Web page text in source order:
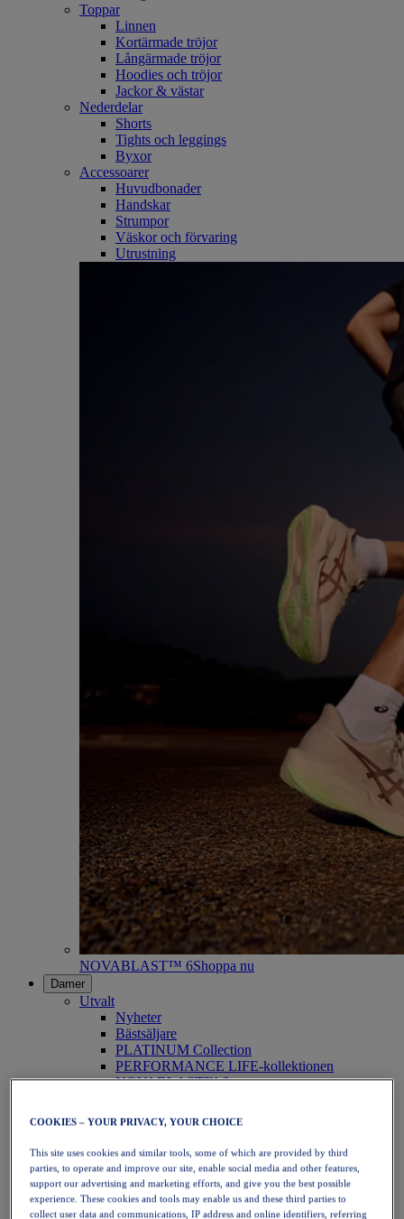
Toppar
Linnen
Kortärmade tröjor
Långärmade tröjor
Hoodies och tröjor
Jackor & västar
Nederdelar
Shorts
Tights och leggings
Byxor
Accessoarer
Huvudbonader
Handskar
Strumpor
Väskor och förvaring
Utrustning
NOVABLAST™ 6Shoppa nu
Damer
Utvalt
Nyheter
Bästsäljare
PLATINUM Collection
PERFORMANCE LIFE-kollektionen
NOVABLAST™ 6
Löpning
Traillöpning
Tennis
Volleyboll
Handboll
Padel
Nätboll
COOKIES – YOUR PRIVACY, YOUR CHOICE
This site uses cookies and similar tools, some of which are provided by third
parties, to operate and improve our site, enable social media and other features,
support our advertising and marketing efforts, and give you the best possible
experience. These cookies and tools may enable us and these third parties to
collect user data and communications, IP address and online identifiers, referring